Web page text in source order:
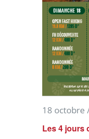
Les 4 jours
18 octobre